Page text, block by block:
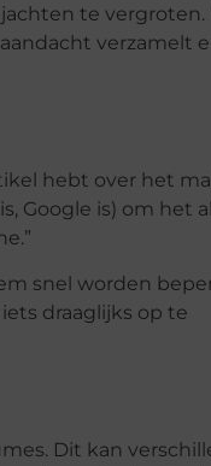
te vergroten.
verzamelt
hebt over het
Google is) om het
snel worden
draaglijks op te
Dit kan